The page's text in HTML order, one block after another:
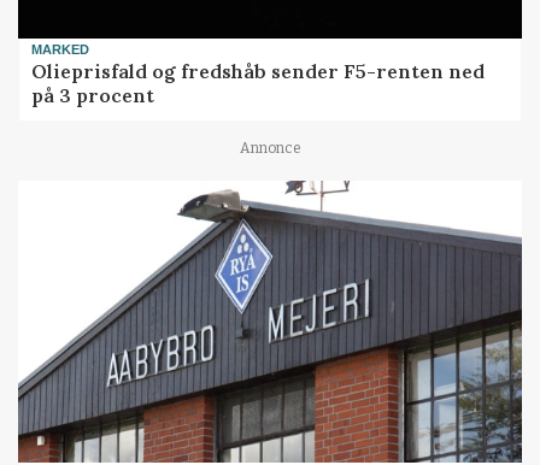
MARKED
Olieprisfald og fredshåb sender F5-renten ned
på 3 procent
Annonce